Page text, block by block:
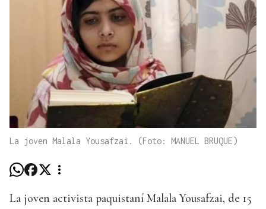
La joven Malala Yousafzai. (Foto: MANUEL BRUQUE)
La joven activista paquistaní Malala Yousafzai, de 15